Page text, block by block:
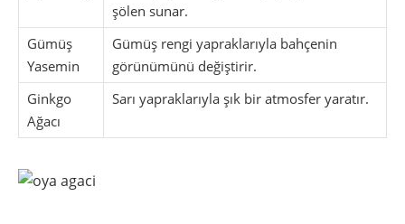
şölen sunar.
Gümüş
Yasemin
Gümüş rengi yapraklarıyla bahçenin
görünümünü değiştirir.
Ginkgo
Ağacı
Sarı yapraklarıyla şık bir atmosfer yaratır.